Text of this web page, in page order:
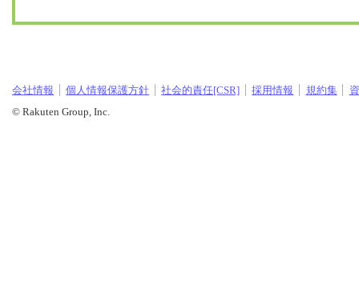
会社情報 個人情報保護方針 社会的責任[CSR] 採用情報 規約集
© Rakuten Group, Inc.